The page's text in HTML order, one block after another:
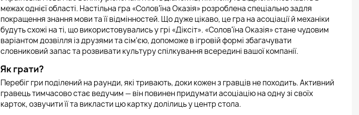
межах однієї області. Настільна гра «Солов'їна Оказія» розроблена спеціально задля
покращення знання мови та її відмінностей. Що дуже цікаво, це гра на асоціації й механіки
будуть схожі на ті, що використовувались у грі «Діксіт». «Солов'їна Оказія» стане чудовим
варіантом дозвілля із друзями та сім'єю, допоможе в ігровій формі збагачувати
словниковий запас та розвивати культуру спілкування всередині вашої компанії.
Як грати?
Перебіг гри поділений на раунди, які тривають, доки кожен з гравців не походить. Активний
гравець тимчасово стає ведучим — він повинен придумати асоціацію на одну зі своїх
карток, озвучити її та викласти цю картку долілиць у центр стола.